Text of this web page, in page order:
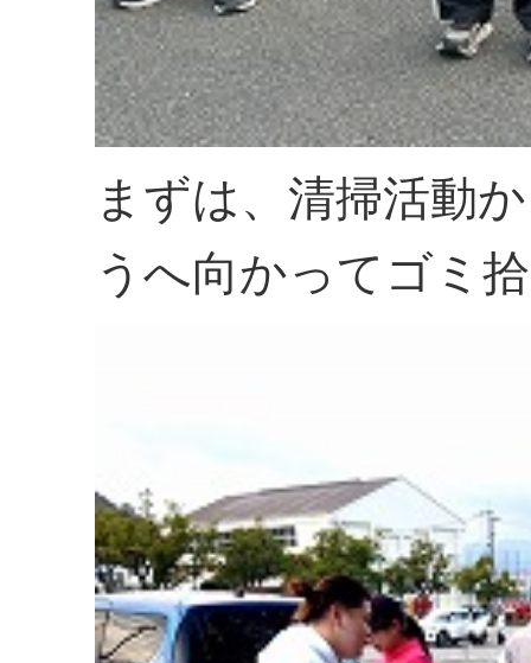
まずは、清掃活動
うへ向かってゴミ